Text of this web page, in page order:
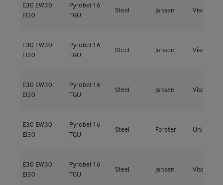
E30 EW30
EI30
Pyrobel 16
TGU
Steel Jansen Viss Ixtra
E30 EW30
EI30
Pyrobel 16
TGU
Steel Jansen Viss Ixtra
E30 EW30
EI30
Pyrobel 16
TGU
Steel Jansen Viss Ixtra
E30 EW30
EI30
Pyrobel 16
TGU
Steel Forster Unico
E30 EW30
EI30
Pyrobel 16
TGU
Steel Jansen Viss Fire